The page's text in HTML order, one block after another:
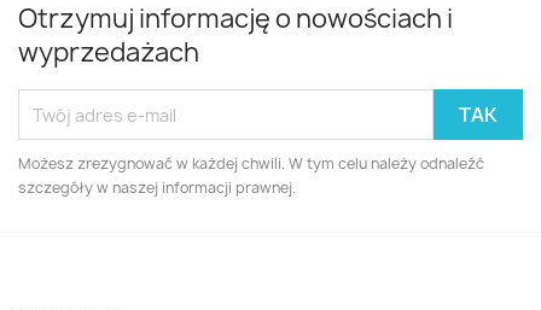
Otrzymuj informację o nowościach i
wyprzedażach
Możesz zrezygnować w każdej chwili. W tym celu należy odnaleźć
szczegóły w naszej informacji prawnej.